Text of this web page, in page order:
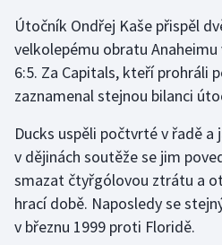
Útočník Ondřej Kaše přispěl
velkolepému obratu Anaheimu
6:5. Za Capitals, kteří prohráli
zaznamenal stejnou bilanci
Ducks uspěli počtvrté v řadě
v dějinách soutěže se jim
smazat čtyřgólovou ztrátu a
hrací době. Naposledy se
v březnu 1999 proti Floridě.